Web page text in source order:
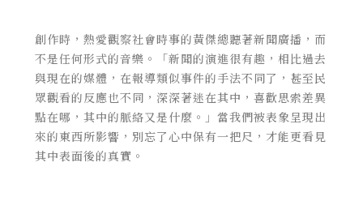
創作時，熱愛觀察社會時事的黃傑總聽著新聞廣播，而
不是任何形式的音樂。「新聞的演進很有趣，相比過去
與現在的媒體，在報導類似事件的手法不同了，甚至民
眾觀看的反應也不同，深深著迷在其中，喜歡思索差異
點在哪，其中的脈絡又是什麼。」當我們被表象呈現出
來的東西所影響，別忘了心中保有一把尺，才能更看見
其中表面後的真實。